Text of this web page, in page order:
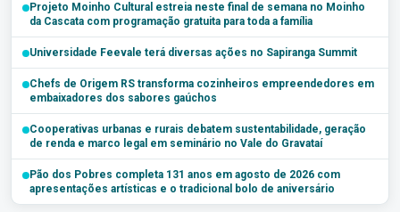
Projeto Moinho Cultural estreia neste final de semana no Moinho
da Cascata com programação gratuita para toda a família
Universidade Feevale terá diversas ações no Sapiranga Summit
Chefs de Origem RS transforma cozinheiros empreendedores em
embaixadores dos sabores gaúchos
Cooperativas urbanas e rurais debatem sustentabilidade, geração
de renda e marco legal em seminário no Vale do Gravataí
Pão dos Pobres completa 131 anos em agosto de 2026 com
apresentações artísticas e o tradicional bolo de aniversário